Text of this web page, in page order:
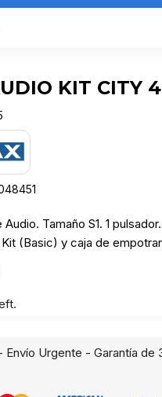
KIT CITY
Tamaño S1. 1
(Basic) y caja de
Envío Urgente - Garantía de